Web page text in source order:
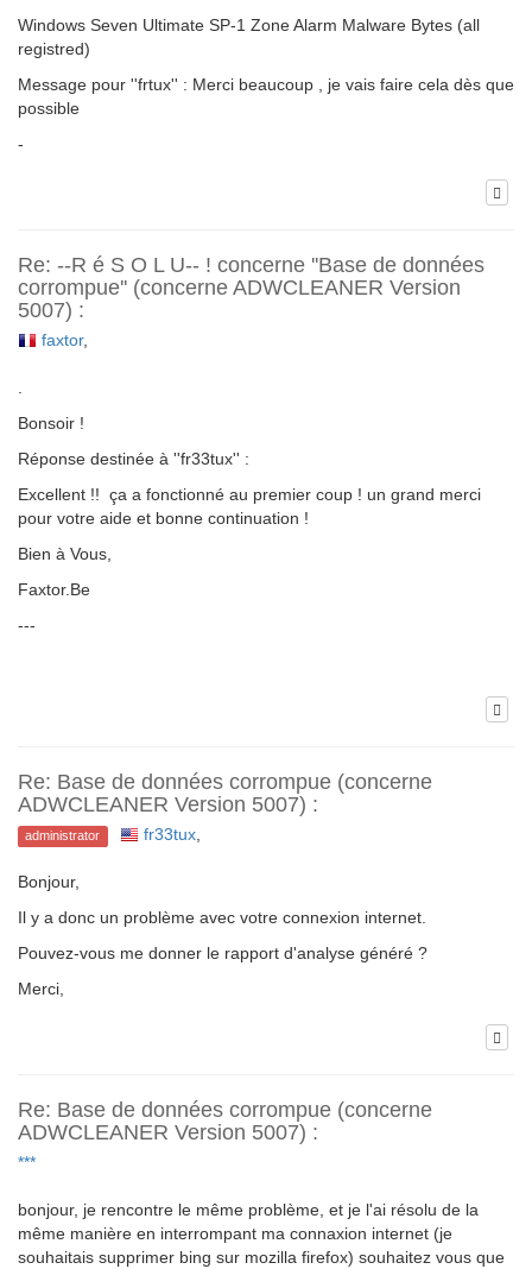
Windows Seven Ultimate SP-1 Zone Alarm Malware Bytes (all
registred)
Message pour ''frtux'' : Merci beaucoup , je vais faire cela dès que
possible
-
Re: --R é S O L U-- ! concerne ''Base de données
corrompue'' (concerne ADWCLEANER Version
5007) :
faxtor,
Bonsoir !
Réponse destinée à ''fr33tux'' :
Excellent !! ça a fonctionné au premier coup ! un grand merci
pour votre aide et bonne continuation !
Bien à Vous,
Faxtor.Be
---
Re: Base de données corrompue (concerne
ADWCLEANER Version 5007) :
administrator fr33tux,
Bonjour,
Il y a donc un problème avec votre connexion internet.
Pouvez-vous me donner le rapport d'analyse généré ?
Merci,
Re: Base de données corrompue (concerne
ADWCLEANER Version 5007) :
***
bonjour, je rencontre le même problème, et je l'ai résolu de la
même manière en interrompant ma connaxion internet (je
souhaitais supprimer bing sur mozilla firefox) souhaitez vous que